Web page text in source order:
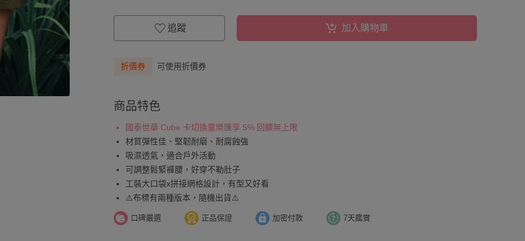
追蹤 加入購物車
折價券 可使用折價券
商品特色
國泰世華 Cube 卡切換童樂匯享 5% 回饋無上限
材質彈性佳、堅韌耐磨、耐腐蝕強
吸濕透氣，適合戶外活動
可調整鬆緊褲腰，好穿不勒肚子
工裝大口袋x拼接網格設計，有型又好看
⚠️布標有兩種版本，隨機出貨⚠️
口碑嚴選 正品保證 加密付款 7天鑑賞